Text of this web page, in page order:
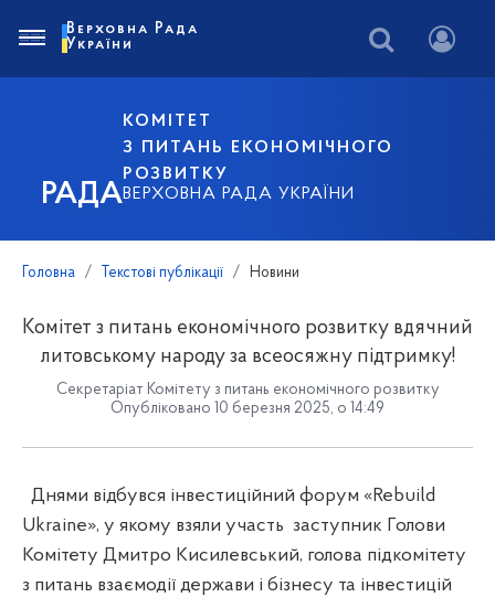
РАДА
КОМІТЕТ
З ПИТАНЬ ЕКОНОМІЧНОГО
РОЗВИТКУ
ВЕРХОВНА РАДА УКРАЇНИ
Верховна Рада
України
Головна Текстові публікації Новини
Комітет з питань економічного розвитку вдячний
литовському народу за всеосяжну підтримку!
Секретаріат Комітету з питань економічного розвитку
Опубліковано 10 березня 2025, о 14:49
Днями відбувся інвестиційний форум «Rebuild
Ukraine», у якому взяли участь заступник Голови
Комітету Дмитро Кисилевський, голова підкомітету
з питань взаємодії держави і бізнесу та інвестицій